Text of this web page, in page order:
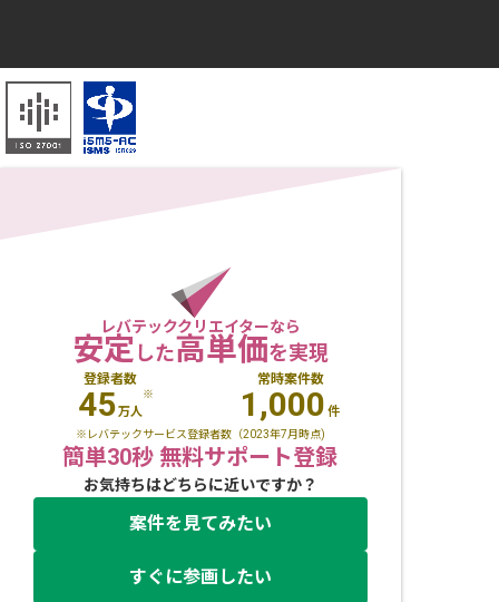
レバテッククリエイターなら
安定した高単価を実現
登録者数
45万人
※
常時案件数
1,000 件
※レバテックサービス登録者数（2023年7月時点)
簡単30秒 無料サポート登録
お気持ちはどちらに近いですか？
案件を見てみたい
すぐに参画したい